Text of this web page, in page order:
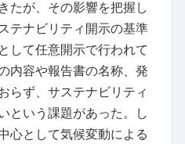
たが、その影響を把握し
テナビリティ開示の基準
して任意開示で行われて
内容や報告書の名称、発
らず、サステナビリティ
という課題があった。し
心として気候変動による